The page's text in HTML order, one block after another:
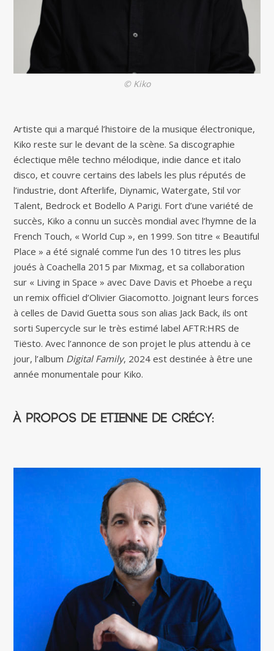
© Kiko
Artiste qui a marqué l’histoire de la musique électronique,
Kiko reste sur le devant de la scène. Sa discographie
éclectique mêle techno mélodique, indie dance et italo
disco, et couvre certains des labels les plus réputés de
l’industrie, dont Afterlife, Diynamic, Watergate, Stil vor
Talent, Bedrock et Bodello A Parigi. Fort d’une variété de
succès, Kiko a connu un succès mondial avec l’hymne de la
French Touch, « World Cup », en 1999. Son titre « Beautiful
Place » a été signalé comme l’un des 10 titres les plus
joués à Coachella 2015 par Mixmag, et sa collaboration
sur « Living in Space » avec Dave Davis et Phoebe a reçu
un remix officiel d’Olivier Giacomotto. Joignant leurs forces
à celles de David Guetta sous son alias Jack Back, ils ont
sorti Supercycle sur le très estimé label AFTR:HRS de
Tiësto. Avec l’annonce de son projet le plus attendu à ce
jour, l’album Digital Family, 2024 est destinée à être une
année monumentale pour Kiko.
À propos de Etienne De Crécy: